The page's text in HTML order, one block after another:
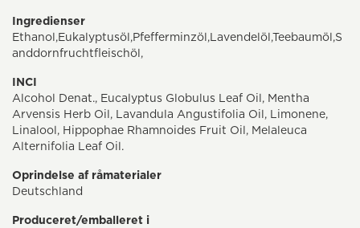
Ingredienser
Ethanol,Eukalyptusöl,Pfefferminzöl,Lavendelöl,Teebaumöl,S
anddornfruchtfleischöl,
INCI
Alcohol Denat., Eucalyptus Globulus Leaf Oil, Mentha
Arvensis Herb Oil, Lavandula Angustifolia Oil, Limonene,
Linalool, Hippophae Rhamnoides Fruit Oil, Melaleuca
Alternifolia Leaf Oil.
Oprindelse af råmaterialer
Deutschland
Produceret/emballeret i